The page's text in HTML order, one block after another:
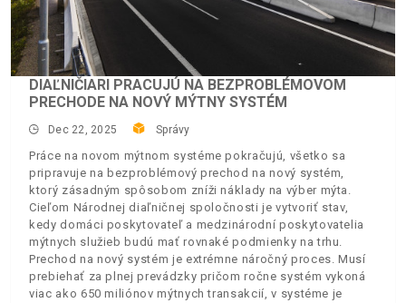
DIAĽNIČIARI PRACUJÚ NA BEZPROBLÉMOVOM
PRECHODE NA NOVÝ MÝTNY SYSTÉM
Dec 22, 2025 Správy
Práce na novom mýtnom systéme pokračujú, všetko sa
pripravuje na bezproblémový prechod na nový systém,
ktorý zásadným spôsobom zníži náklady na výber mýta.
Cieľom Národnej diaľničnej spoločnosti je vytvoriť stav,
kedy domáci poskytovateľ a medzinárodní poskytovatelia
mýtnych služieb budú mať rovnaké podmienky na trhu.
Prechod na nový systém je extrémne náročný proces. Musí
prebiehať za plnej prevádzky pričom ročne systém vykoná
viac ako 650 miliónov mýtnych transakcií, v systéme je